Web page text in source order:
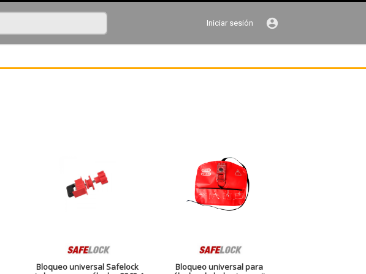
Iniciar sesión account_circle
Bloqueo universal Safelock
Bloqueo universal para